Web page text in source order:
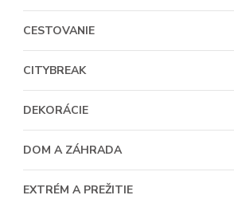
CESTOVANIE
CITYBREAK
DEKORÁCIE
DOM A ZÁHRADA
EXTRÉM A PREŽITIE